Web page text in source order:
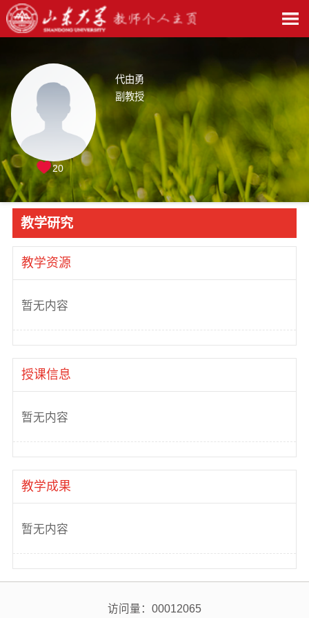
代由勇
副教授
20
教学研究
教学资源
暂无内容
授课信息
暂无内容
教学成果
暂无内容
访问量： 00012065